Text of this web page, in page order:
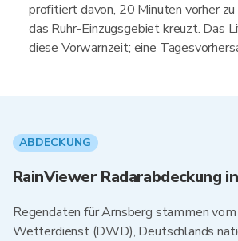
profitiert davon, 20 Minuten vorher
das Ruhr-Einzugsgebiet kreuzt. Das
diese Vorwarnzeit; eine
ABDECKUNG
RainViewer Radarabdeckung
Regendaten für Arnsberg stammen
Wetterdienst (DWD), Deutschlands